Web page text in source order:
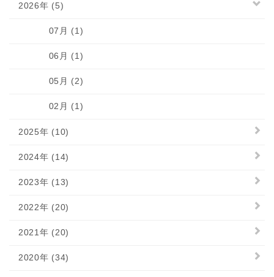
2026年 (5)
07月 (1)
06月 (1)
05月 (2)
02月 (1)
2025年 (10)
2024年 (14)
2023年 (13)
2022年 (20)
2021年 (20)
2020年 (34)